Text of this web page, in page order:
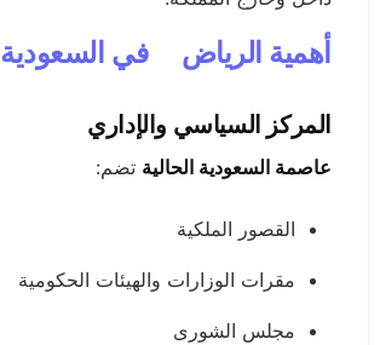
أهمية الرياض في السعودية
المركز السياسي والإداري
عاصمة السعودية الحالية تضم:
القصور الملكية
مقرات الوزارات والهيئات الحكومية
مجلس الشورى